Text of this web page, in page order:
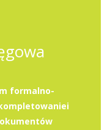
formalno-